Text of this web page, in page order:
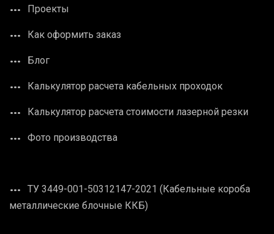
Проекты
Как оформить заказ
Блог
Калькулятор расчета кабельных проходок
Калькулятор расчета стоимости лазерной резки
Фото производства
ТУ 3449-001-50312147-2021 (Кабельные короба
металлические блочные ККБ)